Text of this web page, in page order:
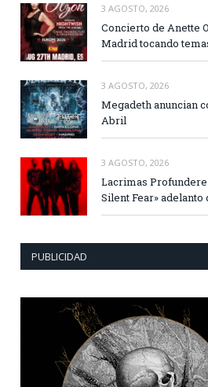
3 AGOSTO, 2026
Concierto de Anette
Madrid tocando
3 AGOSTO, 2026
Megadeth anuncian
Abril
3 AGOSTO, 2026
Lacrimas
Silent Fear»
PUBLICIDAD